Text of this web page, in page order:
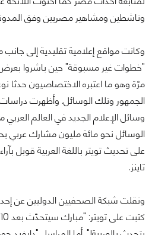
وناشطين ومشاهير مصريين وفق المدونة
وكانت مواقع إعلامية تقليدية إلى جانب
"خطوات غير مسبوقة" حين باشروا بعرض
مرّة وهو ما اعتبره الاختصاصيون حدثا
الجمهور وتلك الوسائل. وأظهرت دراسات
وسائل الإعلام الجديد في العالم
على تحديث تويتر باللغة العربية قوبل
تاينز.
ونقلت شبكة الصحفيين الدوليين عن